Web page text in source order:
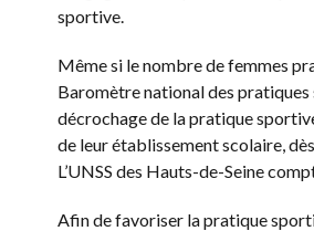
sportive.
Même si le nombre de femmes
Baromètre national des
décrochage de la pratique
de leur établissement scolaire,
L’UNSS des Hauts-de-Seine
Afin de favoriser la pratique